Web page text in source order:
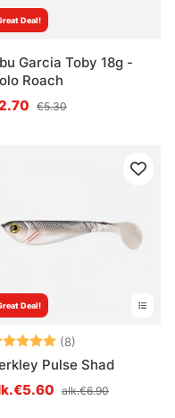
Deal!
Garcia Toby 18g -
Roach
€5.30
Deal!
(8)
Pulse Shad
alk.€6.90